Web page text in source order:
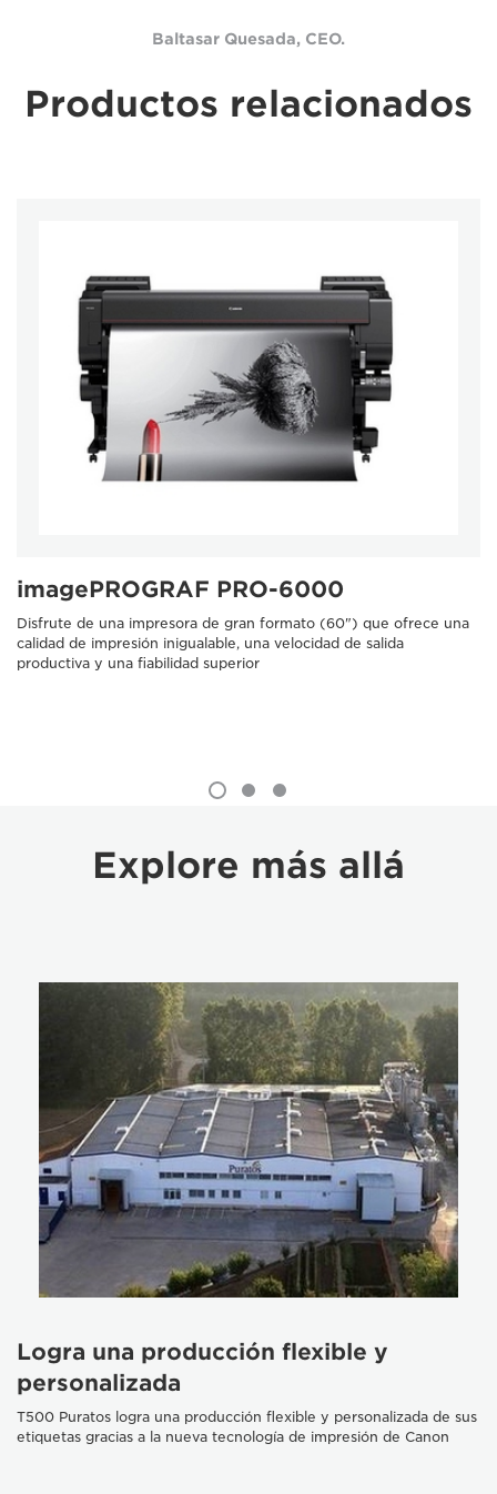
Baltasar Quesada, CEO.
Productos relacionados
imagePROGRAF PRO-6000
Disfrute de una impresora de gran formato (60") que ofrece una
calidad de impresión inigualable, una velocidad de salida
productiva y una fiabilidad superior
Explore más allá
Logra una producción flexible y
personalizada
T500 Puratos logra una producción flexible y personalizada de sus
etiquetas gracias a la nueva tecnología de impresión de Canon